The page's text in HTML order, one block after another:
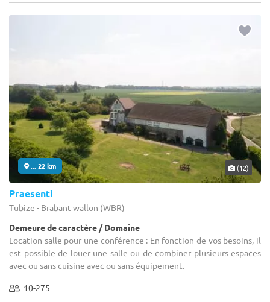
... 22 km (12)
Praesenti
Tubize - Brabant wallon (WBR)
Demeure de caractère / Domaine
Location salle pour une conférence : En fonction de vos besoins, il
est possible de louer une salle ou de combiner plusieurs espaces
avec ou sans cuisine avec ou sans équipement.
10-275